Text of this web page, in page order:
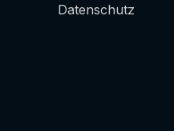
Datenschutz